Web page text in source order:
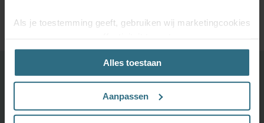
Als je toestemming geeft, gebruiken wij marketingcookies
(prestatiegerichte marketingcookies) en content op jouw
voorkeuren af te stemmen (advertentie- en
socialmediacookies). Deze cookies kunnen we inzetten
voor advertentie personalisaties. Met deze cookies
kunnen wij en derde partijen uw gedrag op onze website
Alles toestaan
Aanpassen
Ontdek je favoriete product!
Grootste keuze uit diverse materialen en kleuren.
Bestel tot maximaal 6 GRATIS monsters